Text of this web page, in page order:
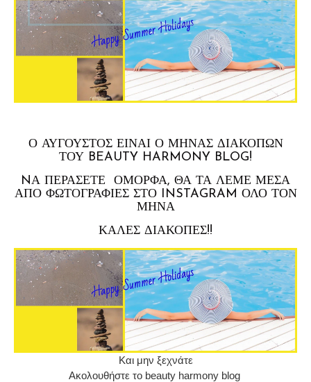
Ο ΑΎΓΟΥΣΤΟΣ ΕΊΝΑΙ Ο ΜΉΝΑΣ ΔΙΑΚΟΠΏΝ
ΤΟΥ BEAUTY HARMONY BLOG!
NΑ ΠΕΡΆΣΕΤΕ ΌΜΟΡΦΑ, ΘΑ ΤΑ ΛΈΜΕ ΜΈΣΑ
ΑΠΌ ΦΩΤΟΓΡΑΦΊΕΣ ΣΤΟ INSTAGRAM ΌΛΟ ΤΟΝ
ΜΉΝΑ
ΚΑΛΈΣ ΔΙΑΚΟΠΈΣ!!
Και μην ξεχνάτε
Ακολουθήστε το beauty harmony blog